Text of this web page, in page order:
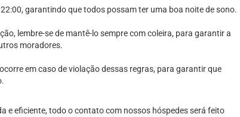
garantindo que todos possam ter uma boa noite de sono.
lembre-se de mantê-lo sempre com coleira, para garantir a
moradores.
em caso de violação dessas regras, para garantir que
e eficiente, todo o contato com nossos hóspedes será feito